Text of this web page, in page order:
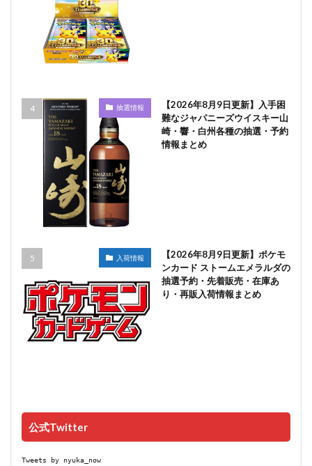
抽選情報
【2026年8月9日更新】入手困
難なジャパニーズウイスキー山
崎・響・白州各種の抽選・予約
情報まとめ
入荷情報
【2026年8月9日更新】ポケモ
ンカード ストームエメラルダの
抽選予約・先着販売・在庫あ
り・再販入荷情報まとめ
公式Twitter
Tweets by nyuka_now